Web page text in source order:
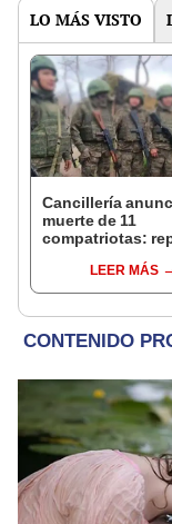
LO MÁS VISTO
Cancillería
muerte de 11
compatriotas:
capturados por
LEER MÁS